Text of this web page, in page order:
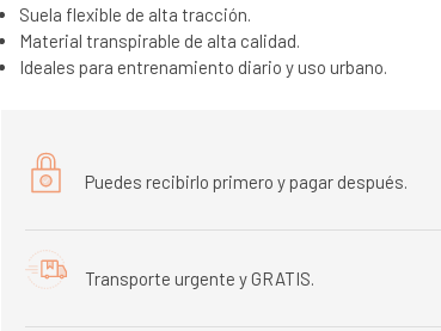
Suela flexible de alta tracción.
Material transpirable de alta calidad.
Ideales para entrenamiento diario y uso urbano.
Puedes recibirlo primero y pagar después.
Transporte urgente y GRATIS.